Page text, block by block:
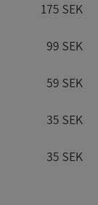
175 SEK
99 SEK
59 SEK
35 SEK
35 SEK